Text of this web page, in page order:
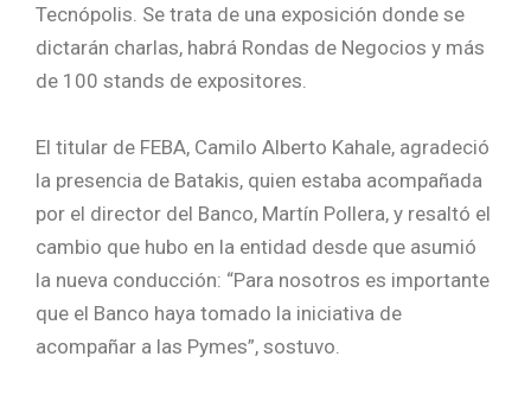
Tecnópolis. Se trata de una exposición donde se
dictarán charlas, habrá Rondas de Negocios y más
de 100 stands de expositores.
El titular de FEBA, Camilo Alberto Kahale, agradeció
la presencia de Batakis, quien estaba acompañada
por el director del Banco, Martín Pollera, y resaltó el
cambio que hubo en la entidad desde que asumió
la nueva conducción: “Para nosotros es importante
que el Banco haya tomado la iniciativa de
acompañar a las Pymes”, sostuvo.